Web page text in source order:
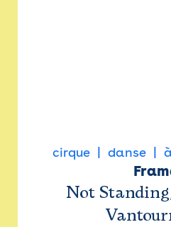
cirque danse
Not